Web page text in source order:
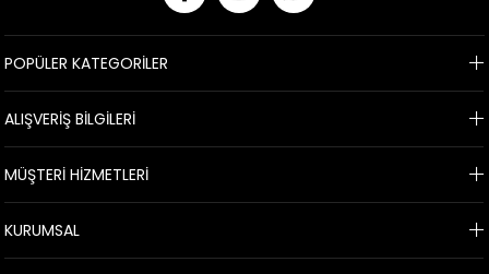
POPÜLER KATEGORİLER
ALIŞVERİŞ BİLGİLERİ
MÜŞTERİ HİZMETLERİ
KURUMSAL